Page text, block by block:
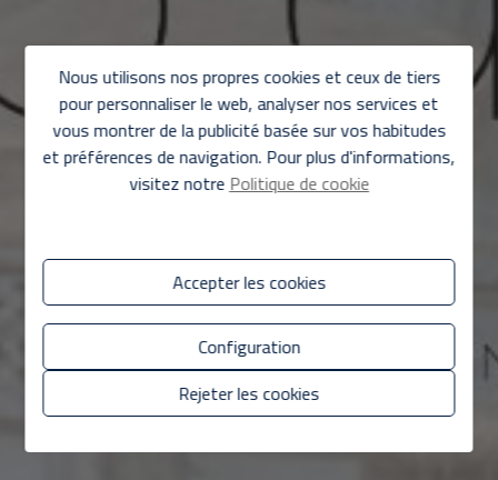
Nous utilisons nos propres cookies et ceux de tiers
pour personnaliser le web, analyser nos services et
vous montrer de la publicité basée sur vos habitudes
et préférences de navigation. Pour plus d'informations,
visitez notre Politique de cookie
Accepter les cookies
Configuration
Rejeter les cookies